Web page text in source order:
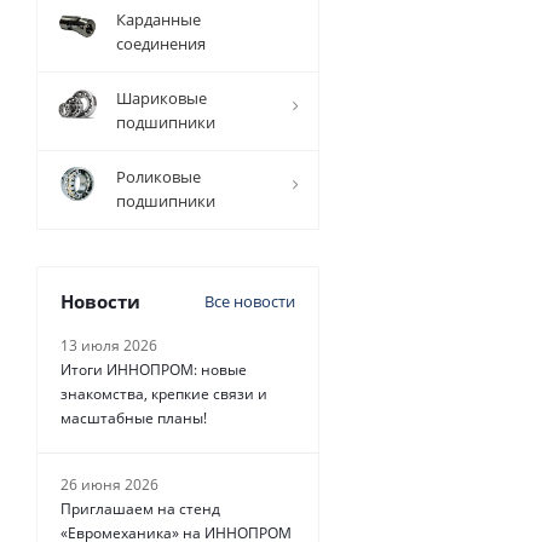
Фланец
Карданные
соединения
Шариковые
подшипники
Роликовые
подшипники
Новости Все новости
13 июля 2026
Итоги ИННОПРОМ: новые
знакомства, крепкие связи и
масштабные планы!
26 июня 2026
Приглашаем на стенд
«Евромеханика» на ИННОПРОМ